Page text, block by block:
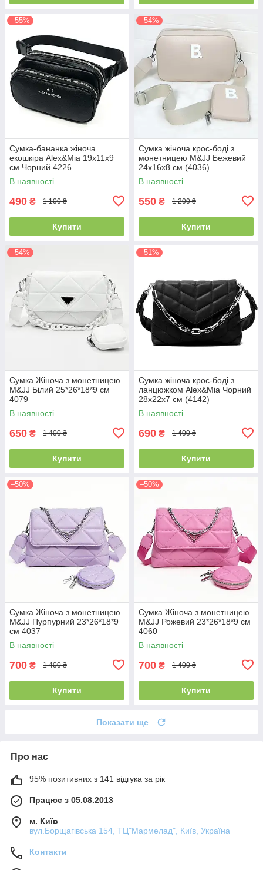
–55%
Сумка-бананка жіноча
екошкіра Alex&Mia 19х11х9
см Чорний 4226
В наявності
490 ₴ 1 100 ₴
Купити
–54%
Сумка жіноча крос-боді з
монетницею M&JJ Бежевий
24х16х8 см (4036)
В наявності
550 ₴ 1 200 ₴
Купити
–54%
Сумка Жіноча з монетницею
M&JJ Білий 25*26*18*9 см
4079
В наявності
650 ₴ 1 400 ₴
Купити
–51%
Сумка жіноча крос-боді з
ланцюжком Alex&Mia Чорний
28х22х7 см (4142)
В наявності
690 ₴ 1 400 ₴
Купити
–50%
Сумка Жіноча з монетницею
M&JJ Пурпурний 23*26*18*9
см 4037
В наявності
700 ₴ 1 400 ₴
Купити
–50%
Сумка Жіноча з монетницею
M&JJ Рожевий 23*26*18*9 см
4060
В наявності
700 ₴ 1 400 ₴
Купити
Показати ще
Про нас
95% позитивних з 141 відгука за рік
Працює з 05.08.2013
м. Київ
вул.Борщагівська 154, ТЦ"Мармелад", Київ, Україна
Контакти